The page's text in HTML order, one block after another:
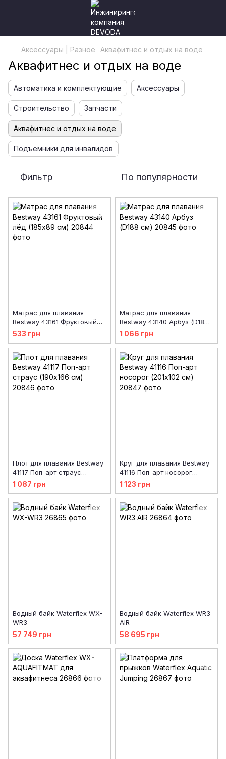
Аксессуары | Разное Аквафитнес и отдых на воде
Аквафитнес и отдых на воде
Автоматика и комплектующие Аксессуары
Строительство Запчасти
Аквафитнес и отдых на воде
Подъемники для инвалидов
Фильтр По популярности
Матрас для плавания
Bestway 43161 Фруктовый
лёд (185х89 см)
533 грн
Матрас для плавания
Bestway 43140 Арбуз (D188
см)
1 066 грн
Плот для плавания Bestway
41117 Поп-арт страус
(190х166 см)
1 087 грн
Круг для плавания Bestway
41116 Поп-арт носорог
(201х102 см)
1 123 грн
Водный байк Waterflex WX-
WR3
57 749 грн
Водный байк Waterflex WR3
AIR
58 695 грн